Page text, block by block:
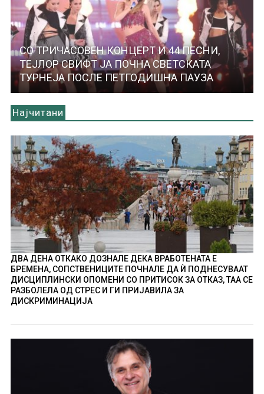
СО ТРИЧАСОВЕН КОНЦЕРТ И 44 ПЕСНИ,
ТЕЈЛОР СВИФТ ЈА ПОЧНА СВЕТСКАТА
ТУРНЕЈА ПОСЛЕ ПЕТГОДИШНА ПАУЗА
Најчитани
ДВА ДЕНА ОТКАКО ДОЗНАЛЕ ДЕКА ВРАБОТЕНАТА Е
БРЕМЕНА, СОПСТВЕНИЦИТЕ ПОЧНАЛЕ ДА Ѝ ПОДНЕСУВААТ
ДИСЦИПЛИНСКИ ОПОМЕНИ СО ПРИТИСОК ЗА ОТКАЗ, ТАА СЕ
РАЗБОЛЕЛА ОД СТРЕС И ГИ ПРИЈАВИЛА ЗА
ДИСКРИМИНАЦИЈА